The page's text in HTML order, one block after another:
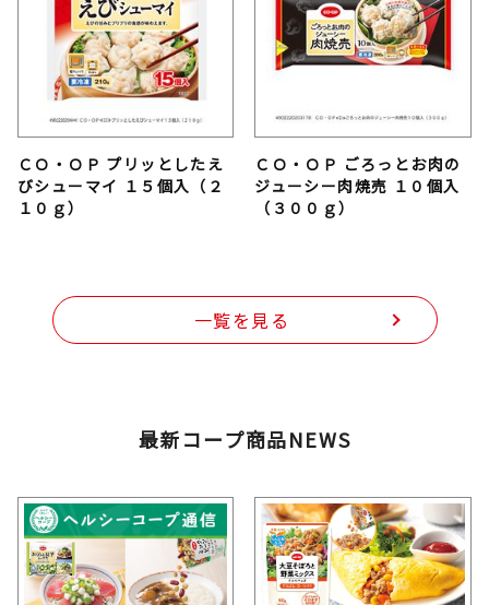
ＣＯ・ＯＰ プリッとしたえ
びシューマイ １５個入（２
１０ｇ）
ＣＯ・ＯＰ ごろっとお肉の
ジューシー肉焼売 １０個入
（３００ｇ）
一覧を見る
最新コープ商品NEWS